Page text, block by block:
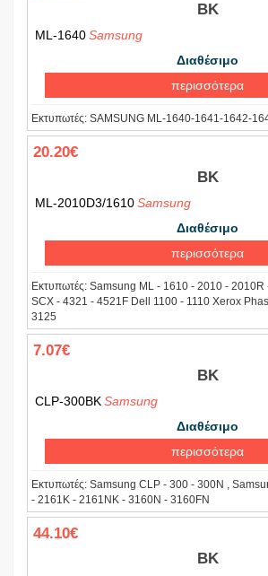
BK
ML-1640Samsung
Διαθέσιμο
περισσότερα
Εκτυπωτές: SAMSUNG ML-1640-1641-1642-
20.20€
BK
ML-2010D3/1610Samsung
Διαθέσιμο
περισσότερα
Εκτυπωτές: Samsung ML - 1610 - 2010 -
SCX - 4321 - 4521F Dell 1100 - 1110 Xerox
3125
7.07€
BK
CLP-300BKSamsung
Διαθέσιμο
περισσότερα
Εκτυπωτές: Samsung CLP - 300 - 300N ,
- 2161K - 2161NK - 3160N - 3160FN
44.10€
BK